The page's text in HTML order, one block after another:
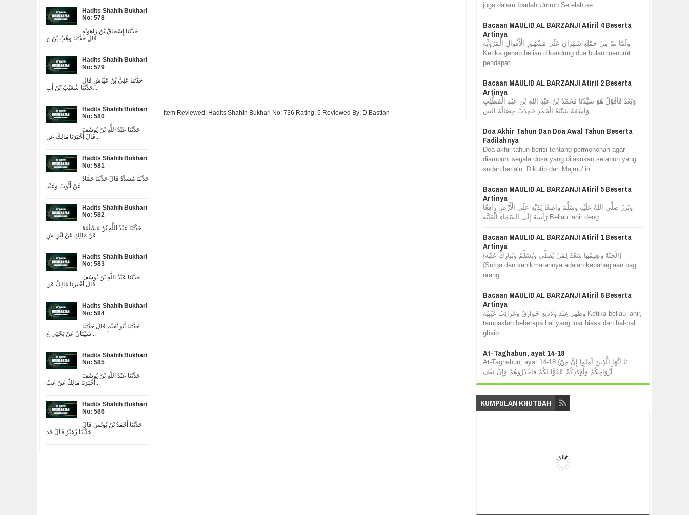
Item Reviewed: Hadits Shahih Bukhari No: 736 Rating:5 Reviewed By: D Bastian
Hadits Shahih Bukhari
No: 578
حَدَّثَنَا إِسْحَاقُ بْنُ رَاهَوَيْهِ
قَالَ حَدَّثَنَا وَهْبُ بْنُ ج...
Hadits Shahih Bukhari
No: 579
حَدَّثَنَا عَلِيُّ بْنُ عَيَّاشٍ قَالَ
حَدَّثَنَا شُعَيْبُ بْنُ أَبِ...
Hadits Shahih Bukhari
No: 580
حَدَّثَنَا عَبْدُ اللَّهِ بْنُ يُوسُفَ
قَالَ أَخْبَرَنَا مَالِكٌ عَن...
Hadits Shahih Bukhari
No: 581
حَدَّثَنَا مُسَدَّدٌ قَالَ حَدَّثَنَا حَمَّادٌ
عَنْ أَيُّوبَ وَعَبْد...
Hadits Shahih Bukhari
No: 582
حَدَّثَنَا عَبْدُ اللَّهِ بْنُ مَسْلَمَةَ
عَنْ مَالِكٍ عَنْ ابْنِ شِ...
Hadits Shahih Bukhari
No: 583
حَدَّثَنَا عَبْدُ اللَّهِ بْنُ يُوسُفَ
قَالَ أَخْبَرَنَا مَالِكٌ عَن...
Hadits Shahih Bukhari
No: 584
حَدَّثَنَا أَبُو نُعَيْمٍ قَالَ حَدَّثَنَا
شَيْبَانُ عَنْ يَحْيَى عَ...
Hadits Shahih Bukhari
No: 585
حَدَّثَنَا عَبْدُ اللَّهِ بْنُ يُوسُفَ
أَخْبَرَنَا مَالِكٌ عَنْ عَبْ...
Hadits Shahih Bukhari
No: 586
حَدَّثَنَا أَحْمَدُ بْنُ يُونُسَ قَالَ
حَدَّثَنَا زُهَيْرٌ قَالَ حَد...
juga dalam Ibadah Umroh Setelah se...
Bacaan MAULID AL BARZANJI Atiril 4 Beserta
Artinya
وَلَمَّا تَمَّ مِنْ حَمْلِهِ شَهْرَانِ عَلَى مَشْهُوْرِ الْأَقْوَالِ الْمَرْوِيَّة
Ketika genap beliau dikandung dua bulan menurut
pendapat ...
Bacaan MAULID AL BARZANJI Atiril 2 Beserta
Artinya
وَبَعْدُ فَأَقُوْلُ هُوَ سَيِّدُنَا مُحَمَّدُ بْنُ عَبْدِ اللهِ بْنِ عَبْدِ الْمُطَّلِبِ
وَاسْمُهُ شَيْبَةُ الْحَمْدِ حَمِدَتْ خِصَالُهُ الس...
Doa Akhir Tahun Dan Doa Awal Tahun Beserta
Fadilahnya
Doa akhir tahun berisi tentang permohonan agar
diampuni segala dosa yang dilakukan setahun yang
sudah berlalu. Dikutip dari Majmu' in...
Bacaan MAULID AL BARZANJI Atiril 5 Beserta
Artinya
وَبَرَزَ صَلَّى اللهُ عَلَيْهِ وَسَلَّمَ وَاضِعًا يَدَيْهِ عَلَى الْأَرْضِ رَافِعًا
رَأْسَهُ إِلَى السَّمَاءِ الْعَلِيَّة Beliau lahir deng...
Bacaan MAULID AL BARZANJI Atiril 1 Beserta
Artinya
{اَلْجَنَّةُ وَنَعِيمُهَا سَعْدٌ لِمَنْ يُصَلِّي وَيُسَلِّمُ وَيُبَارِكُ عَلَيْه}
{Surga dan kenikmatannya adalah kebahagiaan bagi
orang...
Bacaan MAULID AL BARZANJI Atiril 6 Beserta
Artinya
وَظَهَرَ عِنْدَ وِلَادَتِهِ خَوَارِقُ وَغَرَائِبُ غَيْبِيَّة Ketika beliau lahir,
tampaklah beberapa hal yang luar biasa dan hal-hal
ghaib ...
At-Taghabun, ayat 14-18
At-Taghabun, ayat 14-18 {يَا أَيُّهَا الَّذِينَ آمَنُوا إِنَّ مِنْ
أَزْوَاجِكُمْ وَأَوْلادِكُمْ عَدُوًّا لَكُمْ فَاحْذَرُوهُمْ وَإِنْ تَعْف...
KUMPULAN KHUTBAH